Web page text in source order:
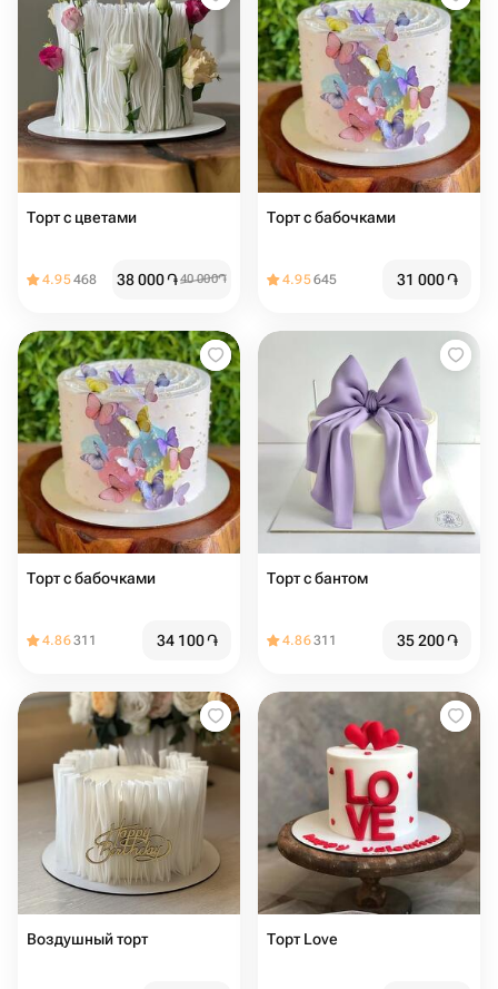
Торт с цветами️
4.95468 38 000֏40 000֏
Торт с бабочками
4.95645 31 000֏
Торт с бабочками
4.86311 34 100֏
Торт с бантом
4.86311 35 200֏
Воздушный торт Торт Love